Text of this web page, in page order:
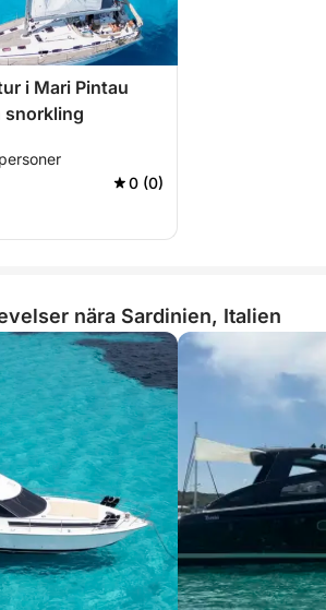
i Mari Pintau
snorkling
0 (0)
nära Sardinien, Italien